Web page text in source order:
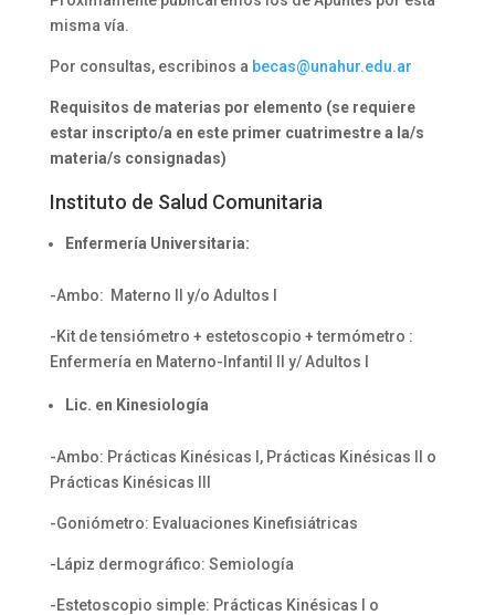
misma vía.
Por consultas, escribinos a becas@unahur.edu.ar
Requisitos de materias por elemento (se requiere
estar inscripto/a en este primer cuatrimestre a la/s
materia/s consignadas)
Instituto de Salud Comunitaria
Enfermería Universitaria:
-Ambo: Materno ll y/o Adultos l
-Kit de tensiómetro + estetoscopio + termómetro :
Enfermería en Materno-Infantil Il y/ Adultos l
Lic. en Kinesiología
-Ambo: Prácticas Kinésicas I, Prácticas Kinésicas II o
Prácticas Kinésicas III
-Goniómetro: Evaluaciones Kinefisiátricas
-Lápiz dermográfico: Semiología
-Estetoscopio simple: Prácticas Kinésicas I o